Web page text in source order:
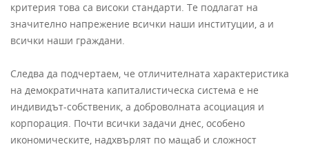
критерия това са високи стандарти. Те подлагат на
значително напрежение всички наши институции, а и
всички наши граждани.
Следва да подчертаем, че отличителната характеристика
на демократичната капиталистическа система е не
индивидът-собственик, а доброволната асоциация и
корпорация. Почти всички задачи днес, особено
икономическите, надхвърлят по мащаб и сложност